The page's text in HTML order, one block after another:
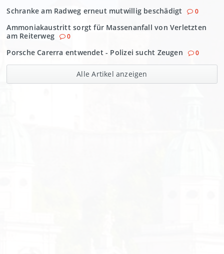
Schranke am Radweg erneut mutwillig beschädigt 0
Ammoniakaustritt sorgt für Massenanfall von Verletzten
am Reiterweg
0
Porsche Carerra entwendet - Polizei sucht Zeugen 0
Alle Artikel anzeigen